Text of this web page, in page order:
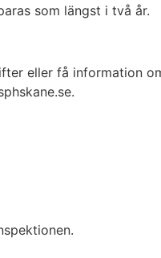
som längst i två år.
eller få information